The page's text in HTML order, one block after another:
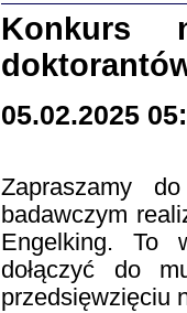
Konkurs
05.02.2025
Zapraszamy
badawczym
Engelking. To
dołączyć do
przedsięwzięciu